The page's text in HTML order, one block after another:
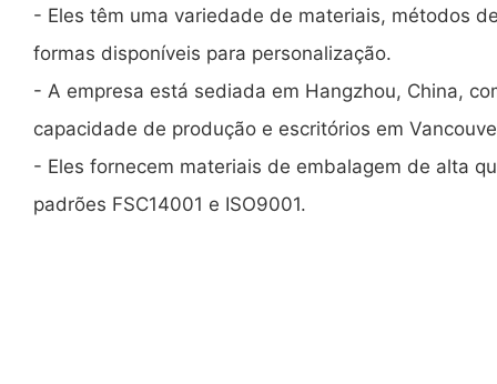
- Eles têm uma variedade de materiais, métodos
formas disponíveis para personalização.
- A empresa está sediada em Hangzhou, China,
capacidade de produção e escritórios em
- Eles fornecem materiais de embalagem de alta
padrões FSC14001 e ISO9001.